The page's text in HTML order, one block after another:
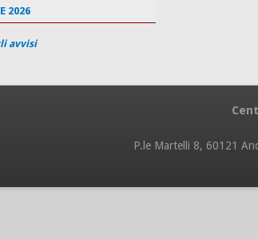
2026
avvisi
P.le Martelli 8, 60121